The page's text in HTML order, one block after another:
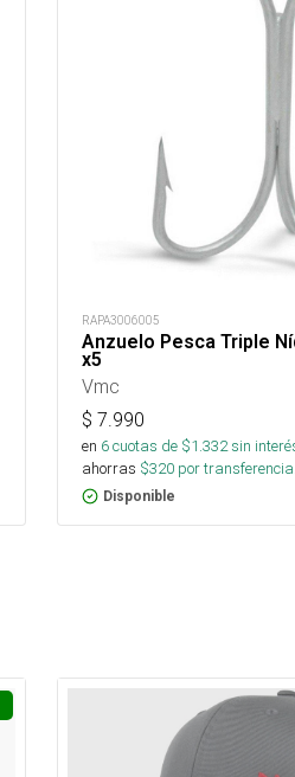
RAPA3006005
Anzuelo Pesca Triple
x5
Vmc
$ 7.990
en 6cuotas de $1.332sin
ahorras $320 por transferencia.
Disponible